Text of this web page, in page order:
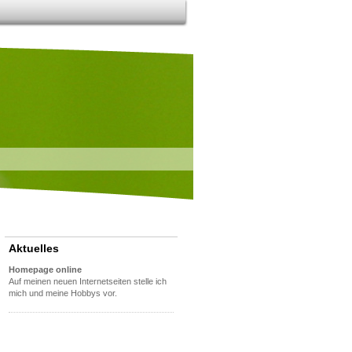
Aktuelles
Homepage online
Auf meinen neuen Internetseiten stelle ich
mich und meine Hobbys vor.